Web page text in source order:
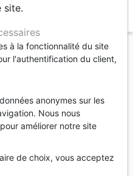
Dieu
site.
à la fonctionnalité du site
l'authentification du client,
anonymes sur les
Nous nous
améliorer notre site
de choix, vous acceptez